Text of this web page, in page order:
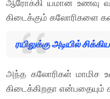
ஆரோக்கி யமான உணவு
கிடைக்கும் கலோரிகளை
ரயிலுக்கு அடியில்
அந்த கலோரிகள் மாமிச
கிடைக்கிறதா